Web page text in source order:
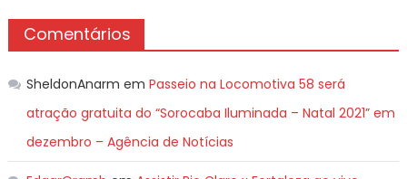
Comentários
SheldonAnarm em Passeio na Locomotiva 58 será
atração gratuita do “Sorocaba Iluminada – Natal 2021” em
dezembro – Agência de Notícias